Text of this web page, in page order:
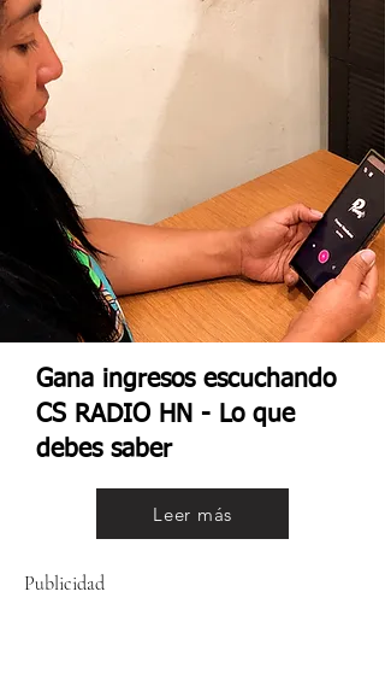
Gana ingresos escuchando
CS RADIO HN - Lo que
debes saber
Leer más
Publicidad